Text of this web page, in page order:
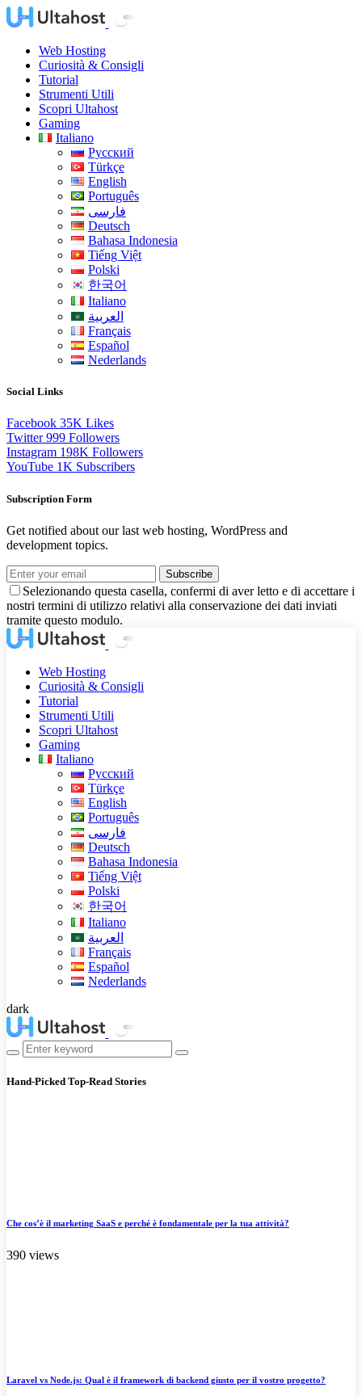
Web Hosting
Curiosità & Consigli
Tutorial
Strumenti Utili
Scopri Ultahost
Gaming
Italiano
Русский
Türkçe
English
Português
فارسی
Deutsch
Bahasa Indonesia
Tiếng Việt
Polski
한국어
Italiano
العربية
Français
Español
Nederlands
Social Links
Facebook 35K Likes
Twitter 999 Followers
Instagram 198K Followers
YouTube 1K Subscribers
Subscription Form
Get notified about our last web hosting, WordPress and
development topics.
Subscribe
Selezionando questa casella, confermi di aver letto e di accettare i
nostri termini di utilizzo relativi alla conservazione dei dati inviati
tramite questo modulo.
Web Hosting
Curiosità & Consigli
Tutorial
Strumenti Utili
Scopri Ultahost
Gaming
Italiano
Русский
Türkçe
English
Português
فارسی
Deutsch
Bahasa Indonesia
Tiếng Việt
Polski
한국어
Italiano
العربية
Français
Español
Nederlands
dark
Hand-Picked Top-Read Stories
Che cos’è il marketing SaaS e perché è fondamentale per la tua attività?
390 views
Laravel vs Node.js: Qual è il framework di backend giusto per il vostro progetto?